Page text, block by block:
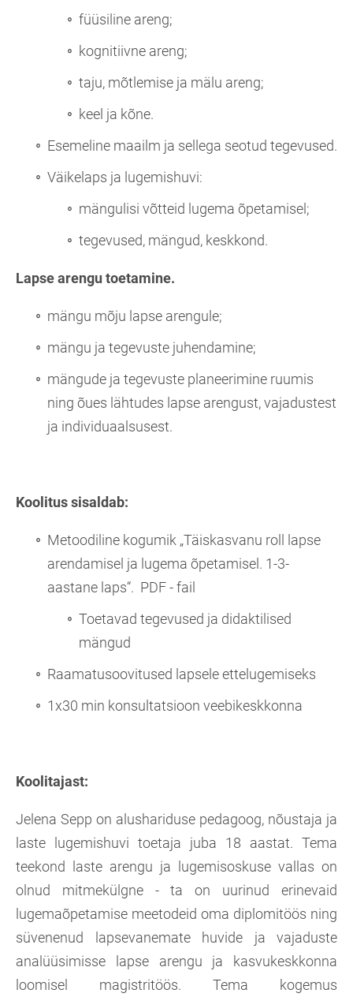
füüsiline areng;
kognitiivne areng;
taju, mõtlemise ja mälu areng;
keel ja kõne.
Esemeline maailm ja sellega seotud tegevused.
Väikelaps ja lugemishuvi:
mängulisi võtteid lugema õpetamisel;
tegevused, mängud, keskkond.
Lapse arengu toetamine.
mängu mõju lapse arengule;
mängu ja tegevuste juhendamine;
mängude ja tegevuste planeerimine ruumis
ning õues lähtudes lapse arengust, vajadustest
ja individuaalsusest.
Koolitus sisaldab:
Metoodiline kogumik „Täiskasvanu roll lapse
arendamisel ja lugema õpetamisel. 1-3-
aastane laps“. PDF - fail
Toetavad tegevused ja didaktilised
mängud
Raamatusoovitused lapsele ettelugemiseks
1x30 min konsultatsioon veebikeskkonna
Koolitajast:
Jelena Sepp on alushariduse pedagoog, nõustaja ja
laste lugemishuvi toetaja juba 18 aastat. Tema
teekond laste arengu ja lugemisoskuse vallas on
olnud mitmekülgne - ta on uurinud erinevaid
lugemaõpetamise meetodeid oma diplomitöös ning
süvenenud lapsevanemate huvide ja vajaduste
analüüsimisse lapse arengu ja kasvukeskkonna
loomisel magistritöös. Tema kogemus